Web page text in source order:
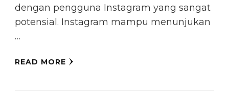
dengan pengguna Instagram yang sangat
potensial. Instagram mampu menunjukan
…
READ MORE